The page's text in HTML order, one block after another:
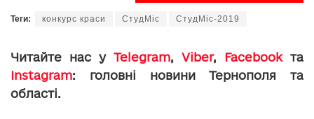
Теги: конкурс краси СтудМіс СтудМіс-2019
Читайте нас у Telegram, Viber, Facebookта
Instagram: головні новини Тернополя та
області.